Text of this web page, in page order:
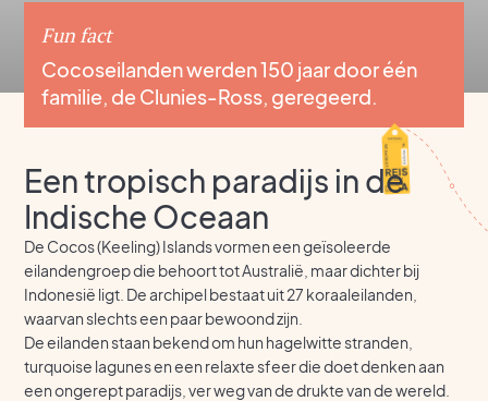
Fun fact
Cocoseilanden werden 150 jaar door één
familie, de Clunies-Ross, geregeerd.
Een tropisch paradijs in de
Indische Oceaan
De Cocos (Keeling) Islands vormen een geïsoleerde
eilandengroep die behoort tot Australië, maar dichter bij
Indonesië ligt. De archipel bestaat uit 27 koraaleilanden,
waarvan slechts een paar bewoond zijn.
De eilanden staan bekend om hun hagelwitte stranden,
turquoise lagunes en een relaxte sfeer die doet denken aan
een ongerept paradijs, ver weg van de drukte van de wereld.